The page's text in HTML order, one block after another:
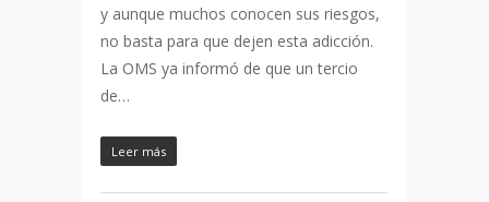
y aunque muchos conocen sus riesgos,
no basta para que dejen esta adicción.
La OMS ya informó de que un tercio
de…
Leer más